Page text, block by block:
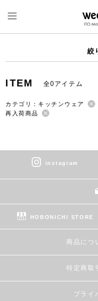
絞
ITEM 全0アイテム
カテゴリ：キッチンウェア
再入荷商品
instagram
HOBONICHI STORE
商品につ
特定商取
プライ